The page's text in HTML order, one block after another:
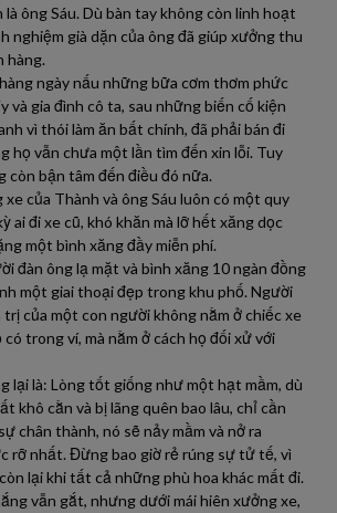
là ông Sáu. Dù bàn tay không còn linh hoạt
nghiệm già dặn của ông đã giúp xưởng thu
hàng.
ngày nấu những bữa cơm thơm phức
và gia đình cô ta, sau những biến cố kiện
vì thói làm ăn bất chính, đã phải bán đi
họ vẫn chưa một lần tìm đến xin lỗi. Tuy
còn bận tâm đến điều đó nữa.
của Thành và ông Sáu luôn có một quy
ai đi xe cũ, khó khăn mà lỡ hết xăng dọc
một bình xăng đầy miễn phí.
đàn ông lạ mặt và bình xăng 10 ngàn đồng
một giai thoại đẹp trong khu phố. Người
trị của một con người không nằm ở chiếc xe
trong ví, mà nằm ở cách họ đối xử với
lại là: Lòng tốt giống như một hạt mầm, dù
khô cằn và bị lãng quên bao lâu, chỉ cần
chân thành, nó sẽ nảy mầm và nở ra
rỡ nhất. Đừng bao giờ rẻ rúng sự tử tế, vì
lại khi tất cả những phù hoa khác mất đi.
vẫn gắt, nhưng dưới mái hiên xưởng xe,